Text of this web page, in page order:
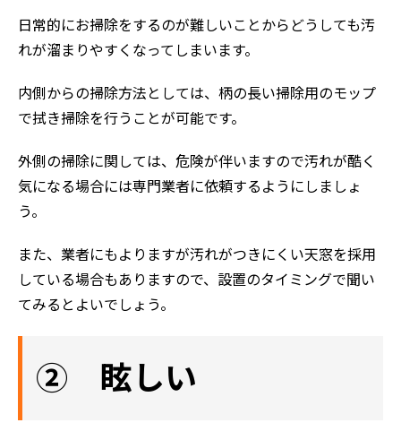
日常的にお掃除をするのが難しいことからどうしても汚
れが溜まりやすくなってしまいます。
内側からの掃除方法としては、柄の長い掃除用のモップ
で拭き掃除を行うことが可能です。
外側の掃除に関しては、危険が伴いますので汚れが酷く
気になる場合には専門業者に依頼するようにしましょ
う。
また、業者にもよりますが汚れがつきにくい天窓を採用
している場合もありますので、設置のタイミングで聞い
てみるとよいでしょう。
② 眩しい